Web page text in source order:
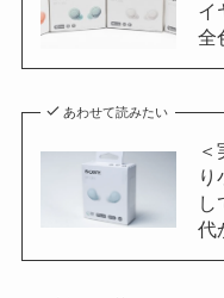
イ
全
あわせて読みたい
り
し
代